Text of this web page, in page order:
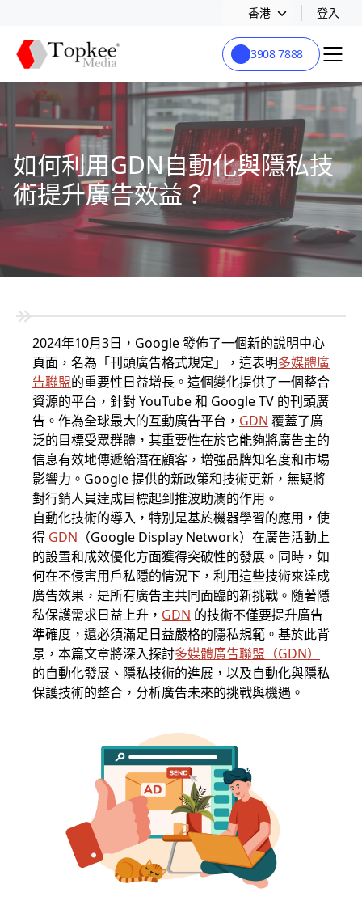
香港 登入
3908 7888
如何利用GDN自動化與隱私技
術提升廣告效益？
2024年10月3日，Google 發佈了一個新的說明中心
頁面，名為「刊頭廣告格式規定」，這表明多媒體廣
告聯盟的重要性日益增長。這個變化提供了一個整合
資源的平台，針對 YouTube 和 Google TV 的刊頭廣
告。作為全球最大的互動廣告平台， GDN 覆蓋了廣
泛的目標受眾群體，其重要性在於它能夠將廣告主的
信息有效地傳遞給潛在顧客，增強品牌知名度和市場
影響力。Google 提供的新政策和技術更新，無疑將
對行銷人員達成目標起到推波助瀾的作用。
自動化技術的導入，特別是基於機器學習的應用，使
得 GDN （Google Display Network）在廣告活動上
的設置和成效優化方面獲得突破性的發展。同時，如
何在不侵害用戶私隱的情況下，利用這些技術來達成
廣告效果，是所有廣告主共同面臨的新挑戰。隨著隱
私保護需求日益上升， GDN 的技術不僅要提升廣告
準確度，還必須滿足日益嚴格的隱私規範。基於此背
景，本篇文章將深入探討多媒體廣告聯盟 （GDN）
的自動化發展、隱私技術的進展，以及自動化與隱私
保護技術的整合，分析廣告未來的挑戰與機遇。